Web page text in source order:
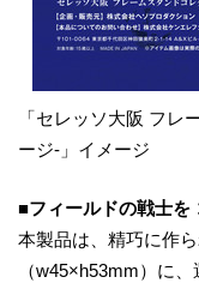
「セレッソ大阪 フレ
ージ-」イメージ
■フィールドの戦士を
本製品は、精巧に作
（w45×h53mm）に